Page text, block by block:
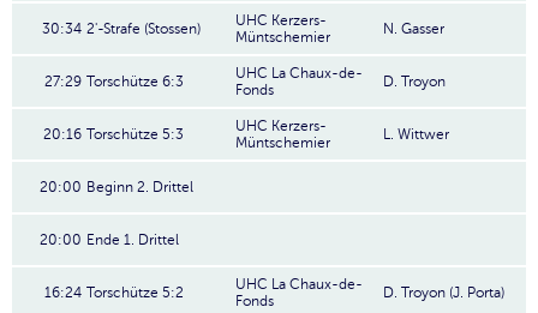
30:34 2'-Strafe (Stossen)
UHC Kerzers-
Müntschemier
N. Gasser
27:29 Torschütze 6:3
UHC La Chaux-de-
Fonds
D. Troyon
20:16 Torschütze 5:3
UHC Kerzers-
Müntschemier
L. Wittwer
20:00 Beginn 2. Drittel
20:00 Ende 1. Drittel
16:24 Torschütze 5:2
UHC La Chaux-de-
Fonds
D. Troyon (J. Porta)